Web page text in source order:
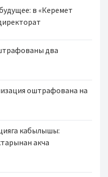
в «Керемет
два
оштрафована на
кабылышы:
акча